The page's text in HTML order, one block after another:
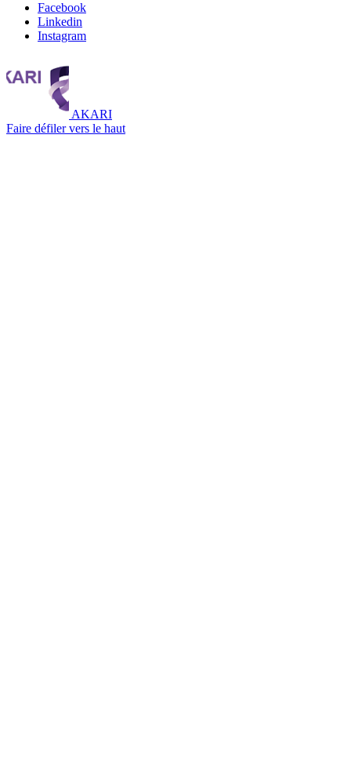
Facebook
Linkedin
Instagram
AKARI
Faire défiler vers le haut